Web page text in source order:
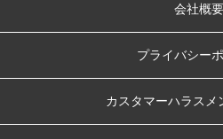
会社概要
プライバシー
カスタマーハラスメ